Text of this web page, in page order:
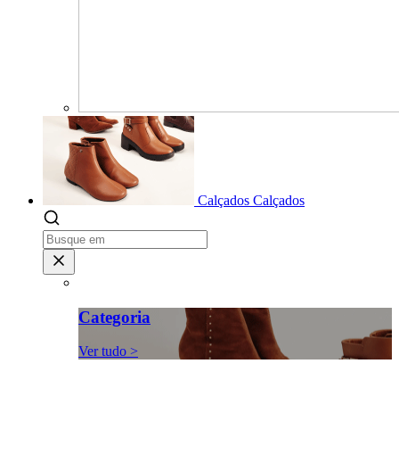
Calçados Calçados
Categoria
Ver tudo >